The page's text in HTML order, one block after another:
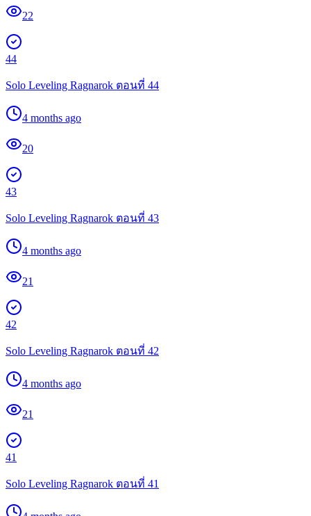
22
44
Solo Leveling Ragnarok ตอนที่ 44
4 months ago
20
43
Solo Leveling Ragnarok ตอนที่ 43
4 months ago
21
42
Solo Leveling Ragnarok ตอนที่ 42
4 months ago
21
41
Solo Leveling Ragnarok ตอนที่ 41